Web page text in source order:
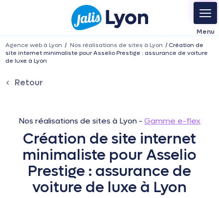
Agence web à Lyon Nos réalisations de sites à Lyon
Création de
site internet minimaliste pour Asselio Prestige : assurance de voiture
de luxe à Lyon
Retour
Nos réalisations de sites à Lyon - Gamme e-flex
Création de site internet
minimaliste pour Asselio
Prestige : assurance de
voiture de luxe à Lyon